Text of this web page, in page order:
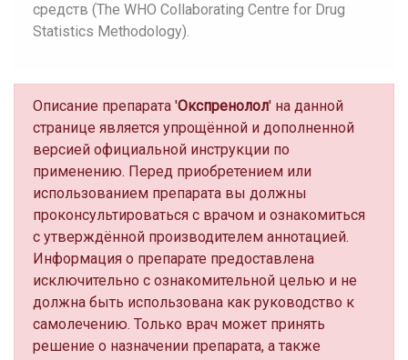
средств (The WHO Collaborating Centre for Drug
Statistics Methodology).
Описание препарата 'Окспренолол' на данной
странице является упрощённой и дополненной
версией официальной инструкции по
применению. Перед приобретением или
использованием препарата вы должны
проконсультироваться с врачом и ознакомиться
с утверждённой производителем аннотацией.
Информация о препарате предоставлена
исключительно с ознакомительной целью и не
должна быть использована как руководство к
самолечению. Только врач может принять
решение о назначении препарата, а также